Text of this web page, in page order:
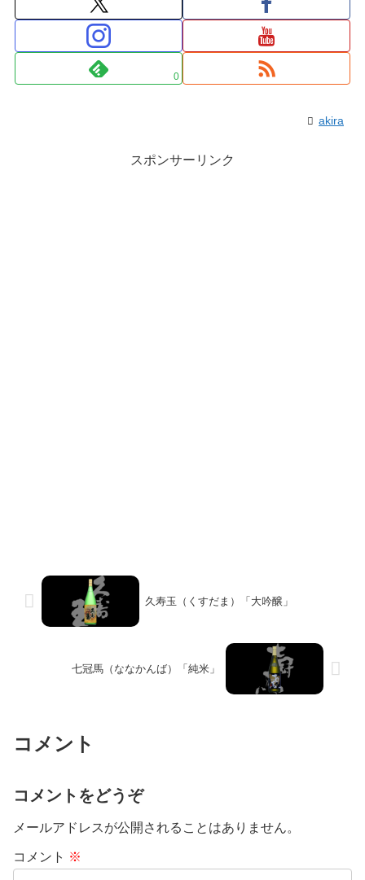
0
akira
スポンサーリンク
久寿玉（くすだま）「大吟醸」
七冠馬（ななかんば）「純米」
コメント
コメントをどうぞ
メールアドレスが公開されることはありません。
コメント ※